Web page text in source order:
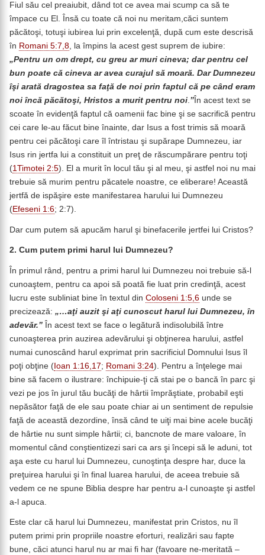
Fiul său cel preaiubit, dând tot ce avea mai scump ca să te
împace cu El. Însă cu toate că noi nu meritam,căci suntem
păcătoşi, totuşi iubirea lui prin excelenţă, după cum este descrisă
în Romani 5:7,8, la împins la acest gest suprem de iubire:
„Pentru un om drept, cu greu ar muri cineva; dar pentru cel
bun poate că cineva ar avea curajul să moară. Dar Dumnezeu
îşi arată dragostea sa faţă de noi prin faptul că pe când eram
noi încă păcătoşi, Hristos a murit pentru noi.” În acest text se
scoate în evidenţă faptul că oamenii fac bine şi se sacrifică pentru
cei care le-au făcut bine înainte, dar Isus a fost trimis să moară
pentru cei păcătoşi care îl întristau şi supărape Dumnezeu, iar
Isus rin jertfa lui a constituit un preţ de răscumpărare pentru toţi
(1Timotei 2:5). El a murit în locul tău şi al meu, şi astfel noi nu mai
trebuie să murim pentru păcatele noastre, ce eliberare! Această
jertfă de ispăşire este manifestarea harului lui Dumnezeu
(Efeseni 1:6; 2:7).
Dar cum putem să apucăm harul şi binefacerile jertfei lui Cristos?
2. Cum putem primi harul lui Dumnezeu?
În primul rând, pentru a primi harul lui Dumnezeu noi trebuie să-l
cunoaştem, pentru ca apoi să poată fie luat prin credinţă, acest
lucru este subliniat bine în textul din Coloseni 1:5,6 unde se
precizează: „…aţi auzit şi aţi cunoscut harul lui Dumnezeu, în
adevăr.” În acest text se face o legătură indisolubilă între
cunoaşterea prin auzirea adevărului şi obţinerea harului, astfel
numai cunoscând harul exprimat prin sacrificiul Domnului Isus îl
poţi obţine ( Ioan 1:16,17; Romani 3:24). Pentru a înţelege mai
bine să facem o ilustrare: închipuie-ţi că stai pe o bancă în parc şi
vezi pe jos în jurul tău bucăţi de hârtii împrăştiate, probabil eşti
nepăsător faţă de ele sau poate chiar ai un sentiment de repulsie
faţă de această dezordine, însă când te uiţi mai bine acele bucăţi
de hârtie nu sunt simple hârtii; ci, bancnote de mare valoare, în
momentul când conştientizezi sari ca ars şi începi să le aduni, tot
aşa este cu harul lui Dumnezeu, cunoştinţa despre har, duce la
preţuirea harului şi în final luarea harului, de aceea trebuie să
vedem ce ne spune Biblia despre har pentru a-l cunoaşte şi astfel
a-l apuca.
Este clar că harul lui Dumnezeu, manifestat prin Cristos, nu îl
putem primi prin propriile noastre eforturi, realizări sau fapte
bune, căci atunci harul nu ar mai fi har (favoare ne-meritată –